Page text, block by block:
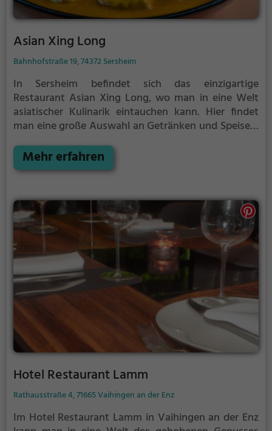
Asian Xing Long
Bahnhofstraße 19, 74372 Sersheim
In Sersheim befindet sich das einzigartige
Restaurant Asian Xing Long, wo man in eine Welt
asiatischer Kulinarik eintauchen kann. Hier findet
man eine große Auswahl an Getränken und Speisen,
asiatisch, vegetarisch, chinesisch, gesund, vegan
oder vegetarisch. Das Ambiente des Restaurants
Entdeckungsreise zu begeben und die Vielfalt der
asiatischen Küche zu genießen. Wer auf der Suche
nach gesunden und schmackhaften Gerichten ist,
wird bei Asian Xing Long mit Sicherheit fündig.
Tauche ein in die exotische Atmosphäre und lasse
sich von den köstlichen Spezialitäten verwöhnen!
Mehr erfahren
Hotel Restaurant Lamm
Rathausstraße 4, 71665 Vaihingen an der Enz
Im Hotel Restaurant Lamm in Vaihingen an der Enz